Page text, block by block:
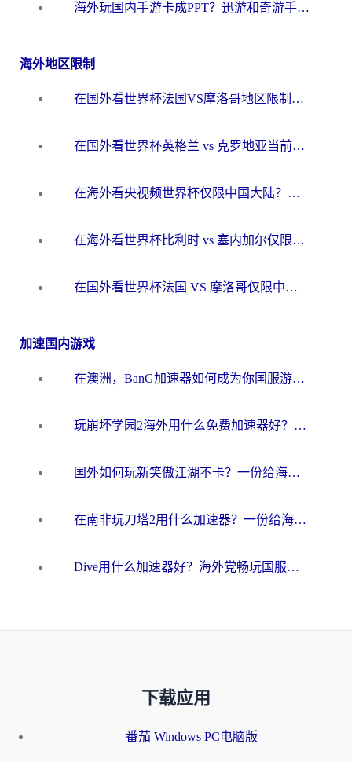
海外玩国内手游卡成PPT？迅游和奇游手游哪个好？一篇讲透回国加速器怎么选
海外地区限制
在国外看世界杯法国VS摩洛哥地区限制？这篇指南让你流畅看中文解说无压力
在国外看世界杯英格兰 vs 克罗地亚当前地区不可播放？这篇指南帮你搞定所有海外观赛难题
在海外看央视频世界杯仅限中国大陆？这篇指南帮你解锁中文解说+无卡顿直播
在海外看世界杯比利时 vs 塞内加尔仅限中国大陆？我找到了最流畅的中文解说之路
在国外看世界杯法国 VS 摩洛哥仅限中国大陆？海外党这样看中文解说赛事不卡顿
加速国内游戏
在澳洲，BanG加速器如何成为你国服游戏的“时光机”？
玩崩坏学园2海外用什么免费加速器好？2026海外党亲测国服游戏加速指南
国外如何玩新笑傲江湖不卡？一份给海外游子的终极网络指南
在南非玩刀塔2用什么加速器？一份给海外游子的终极生存指南
Dive用什么加速器好？海外党畅玩国服游戏的终极避坑指南
下载应用
番茄 Windows PC电脑版